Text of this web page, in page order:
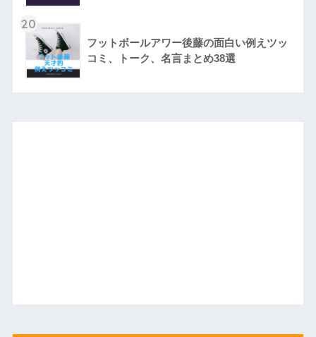
20
フットボールアワー後藤の面白い例えツッ
コミ、トーク、名言まとめ38選